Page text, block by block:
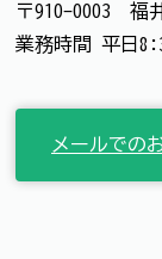
〒910-0003 福
業務時間 平日
メールでの